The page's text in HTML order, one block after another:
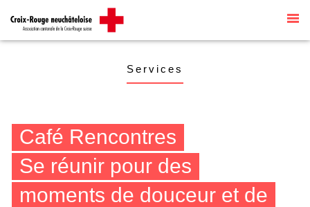
Talk to me
automatiquement parG Translate
Services
Café Rencontres
Se réunir pour des
moments de douceur et de